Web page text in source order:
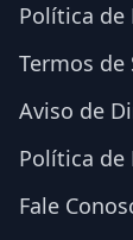
Política de
Termos de
Aviso de
Política de
Fale